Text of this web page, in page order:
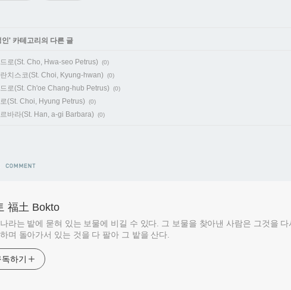
인' 카테고리의 다른 글
로(St. Cho, Hwa-seo Petrus) (0)
치스코(St. Choi, Kyung-hwan) (0)
로(St. Ch'oe Chang-hub Petrus) (0)
(St. Choi, Hyung Petrus) (0)
바라(St. Han, a-gi Barbara) (0)
福土 Bokto
라는 밭에 묻혀 있는 보물에 비길 수 있다. 그 보물을 찾아낸 사람은 그것을 다
며 돌아가서 있는 것을 다 팔아 그 밭을 산다.
독하기